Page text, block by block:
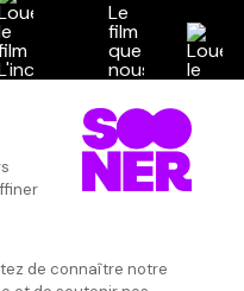
Excellent ! Un style et un scénario
peu